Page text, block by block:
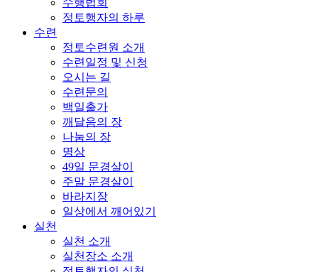
정토행자의 하루
수련
정토수련원 소개
수련일정 및 신청
오시는 길
수련문의
백일출가
깨달음의 장
나눔의 장
명상
49일 문경살이
주말 문경살이
바라지장
일상에서 깨어있기
실천
실천 소개
실천장소 소개